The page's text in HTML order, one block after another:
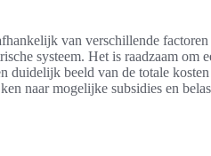
van verschillende factoren
systeem. Het is raadzaam om
duidelijk beeld van de totale
naar mogelijke subsidies en